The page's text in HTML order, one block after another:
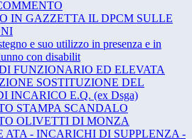
IN GAZZETTA IL DPCM SULLE
e suo utilizzo in presenza e in
con disabilit
FUNZIONARIO ED ELEVATA
SOSTITUZIONE DEL
INCARICO E.Q. (ex Dsga)
STAMPA SCANDALO
OLIVETTI DI MONZA
ATA - INCARICHI DI SUPPLENZA -